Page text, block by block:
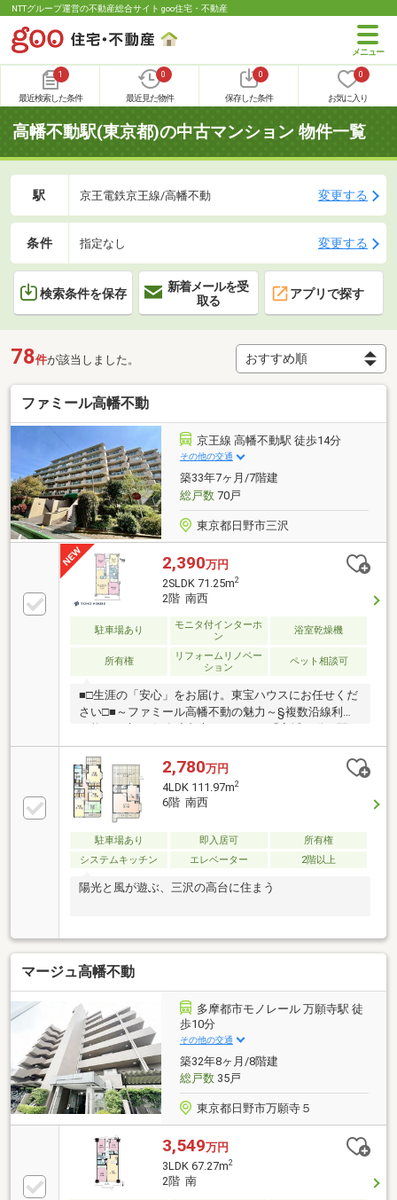
NTTグループ運営の不動産総合サイト goo住宅・不動産
1
最近検索した条件
0
最近見た物件
0
保存した条件
0
お気に入り
高幡不動駅(東京都)の中古マンション 物件一覧
駅 京王電鉄京王線/高幡不動 変更する
条件 指定なし 変更する
検索条件を保存
新着メールを受
取る
アプリで探す
78件が該当しました。
ファミール高幡不動
京王線 高幡不動駅 徒歩14分
その他の交通
築33年7ヶ月/7階建
総戸数70戸
東京都日野市三沢
2,390万円
2SLDK 71.25m2
2階 南西
駐車場あり
モニタ付インターホ
ン
浴室乾燥機
所有権
リフォームリノベー
ション
ペット相談可
■□生涯の「安心」をお届け。東宝ハウスにお任せくだ
さい□■～ファミール高幡不動の魅力～§複数沿線利用
可能。・京王線/多摩都市モノレール「高幡不動」駅ま
で徒歩14分・多摩都市モノレール「程久保」駅まで徒
歩14分 他§7階建て2階部分のお部屋です。§LDK・約
6.0帖洋室が南西バルコニーに面しています。§リビン
グと隣接する洋室の可動間仕切りを開放し、約19.5帖
の空間として利用可能。§浴室乾燥機付きで、天候の
フォーム済。・新調：システムキッチン、ユニットバ
ス、トイレ、洗面台 他・貼替：クロス、フロアタイ
ル 他
2,780万円
4LDK 111.97m2
6階 南西
駐車場あり 即入居可
所有権
システムキッチン
エレベーター 2階以上
陽光と風が遊ぶ、三沢の高台に住まう
マージュ高幡不動
多摩都市モノレール 万願寺駅 徒
歩10分
その他の交通
築32年8ヶ月/8階建
総戸数35戸
東京都日野市万願寺５
3,549万円
3LDK 67.27m2
2階 南